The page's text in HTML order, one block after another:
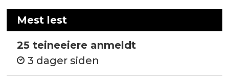
Mest lest
25 teineeiere anmeldt
3 dager siden